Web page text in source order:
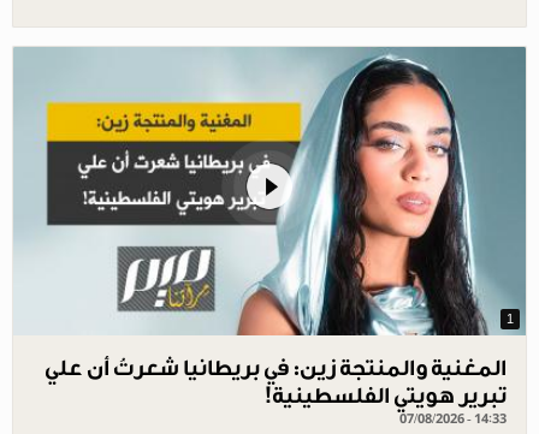
1
المغنية والمنتجة زين: في بريطانيا شعرتُ أن علي
تبرير هويتي الفلسطينية!
07/08/2026 - 14:33